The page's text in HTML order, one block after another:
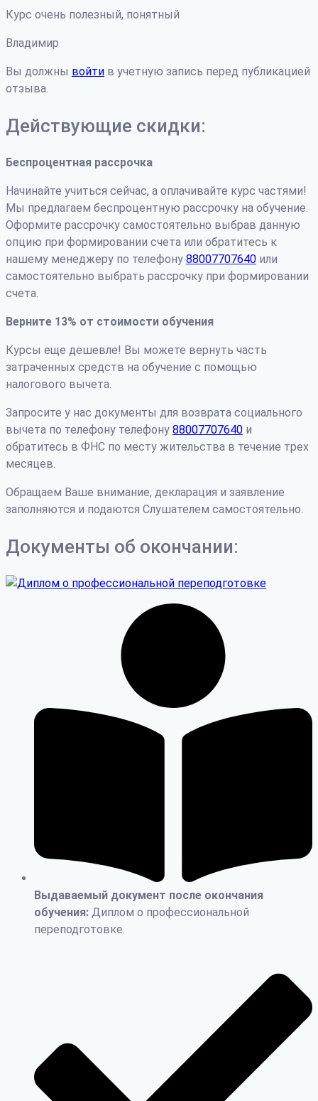
Курс очень полезный, понятный
Владимир
Вы должны войти в учетную запись перед публикацией
отзыва.
Действующие скидки:
Беспроцентная рассрочка
Начинайте учиться сейчас, а оплачивайте курс частями!
Мы предлагаем беспроцентную рассрочку на обучение.
Оформите рассрочку самостоятельно выбрав данную
опцию при формировании счета или обратитесь к
нашему менеджеру по телефону 88007707640 или
самостоятельно выбрать рассрочку при формировании
счета.
Верните 13% от стоимости обучения
Курсы еще дешевле! Вы можете вернуть часть
затраченных средств на обучение с помощью
налогового вычета.
Запросите у нас документы для возврата социального
вычета по телефону телефону 88007707640 и
обратитесь в ФНС по месту жительства в течение трех
месяцев.
Обращаем Ваше внимание, декларация и заявление
заполняются и подаются Слушателем самостоятельно.
Документы об окончании:
Выдаваемый документ после окончания
обучения: Диплом о профессиональной
переподготовке.